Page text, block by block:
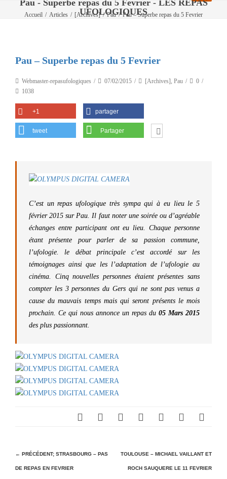
Pau - Superbe repas du 5 Fevrier - LES REPAS
UFOLOGIQUES
Accueil / Articles / [Archives] / Pau / Pau – Superbe repas du 5 Fevrier
Pau – Superbe repas du 5 Fevrier
Webmaster-repasufologiques 07/02/2015 [Archives], Pau
0
1038
+1 partager
tweet Partager
C’est un repas ufologique très sympa qui à eu lieu le 5
février 2015 sur Pau. Il faut noter une soirée ou d’agréable
échanges entre participant ont eu lieu. Chaque personne
étant présente pour parler de sa passion commune,
l’ufologie. le débat principale c’est accordé sur les
témoignages ainsi que les l’adaptation de l’ufologie au
cinéma. Cinq nouvelles personnes étaient présentes sans
compter les 3 personnes du Gers qui ne sont pas venus a
cause du mauvais temps mais qui seront présents le mois
prochain. Ce qui nous annonce un repas du 05 Mars 2015
des plus passionnant.
N
a
← PRÉCÉDENT; STRASBOURG – PAS
DE REPAS EN FEVRIER
TOULOUSE – MICHAEL VAILLANT ET
ROCH SAUQUERE LE 11 FEVRIER